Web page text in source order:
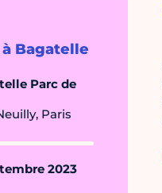
Bagatelle
Parc de
Paris
2023